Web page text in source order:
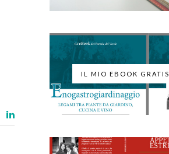
IL MIO EBOOK GRATIS